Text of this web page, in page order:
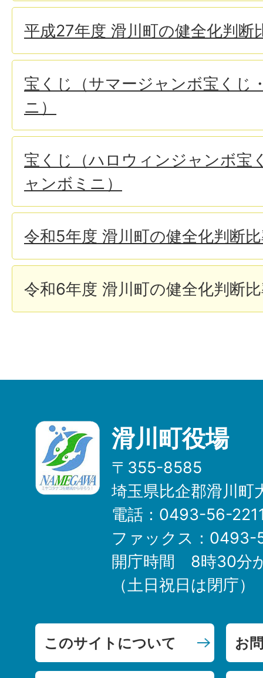
平成27年度 滑川町の健全化判断
宝くじ（サマージャンボ宝くじ
ニ）
宝くじ（ハロウィンジャンボ宝
ャンボミニ）
令和5年度 滑川町の健全化判断
令和6年度 滑川町の健全化判断
滑川町役場
〒355-8585
埼玉県比企郡滑川町
電話：0493-56-
ファックス：
開庁時間 8時30分
（土日祝日は閉庁）
このサイトについて お